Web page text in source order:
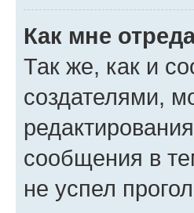
Как мне
Так же, как и
создателями,
сообщения в
не успел